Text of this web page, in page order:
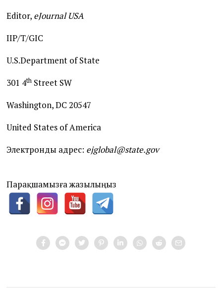
Editor, eJournal USA
IIP/T/GIC
U.S.Department of State
301 4th Street SW
Washington, DC 20547
United States of America
Электронды адрес: ejglobal@state.gov
Парақшамызға жазылыңыз